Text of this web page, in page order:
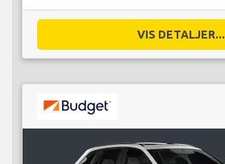
VIS DETALJER...